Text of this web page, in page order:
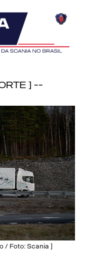
] --
/ Foto: Scania ]